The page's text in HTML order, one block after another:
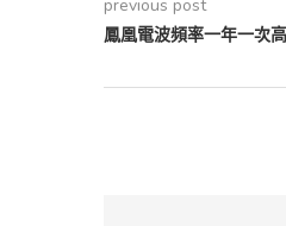
previous post
鳳凰電波頻率一年一次